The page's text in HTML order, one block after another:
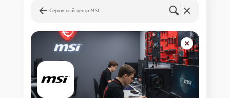
Сервисный центр MSI